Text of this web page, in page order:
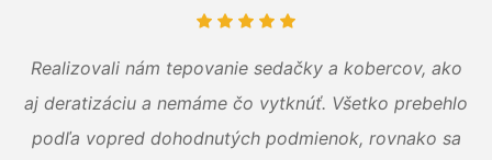
Realizovali nám tepovanie sedačky a kobercov, ako
aj deratizáciu a nemáme čo vytknúť. Všetko prebehlo
podľa vopred dohodnutých podmienok, rovnako sa